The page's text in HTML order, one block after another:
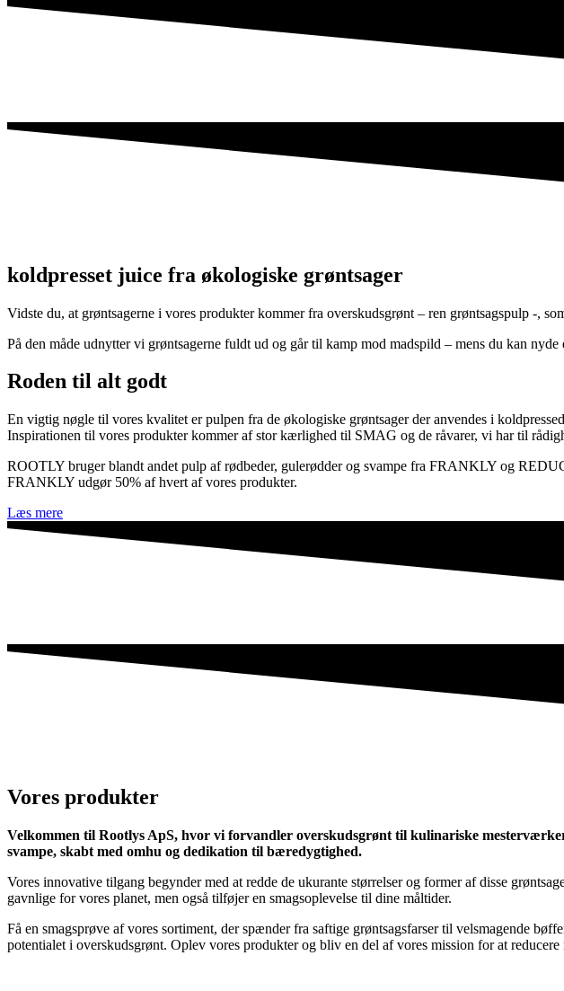
koldpresset juice fra økologiske grøntsager
Vidste du, at grøntsagerne i vores produkter kommer fra overskudsgrønt – ren grøntsagspulp -,
På den måde udnytter vi grøntsagerne fuldt ud og går til kamp mod madspild – mens du kan
Roden til alt godt
En vigtig nøgle til vores kvalitet er pulpen fra de økologiske grøntsager der anvendes i
Inspirationen til vores produkter kommer af stor kærlighed til SMAG og de råvarer, vi har til
ROOTLY bruger blandt andet pulp af rødbeder, gulerødder og svampe fra FRANKLY og
FRANKLY udgør 50% af hvert af vores produkter.
Læs mere
Vores produkter
Velkommen til Rootlys ApS, hvor vi forvandler overskudsgrønt til kulinariske
svampe, skabt med omhu og dedikation til bæredygtighed.
Vores innovative tilgang begynder med at redde de ukurante størrelser og former af disse
gavnlige for vores planet, men også tilføjer en smagsoplevelse til dine måltider.
Få en smagsprøve af vores sortiment, der spænder fra saftige grøntsagsfarser til velsmagende
potentialet i overskudsgrønt. Oplev vores produkter og bliv en del af vores mission for at